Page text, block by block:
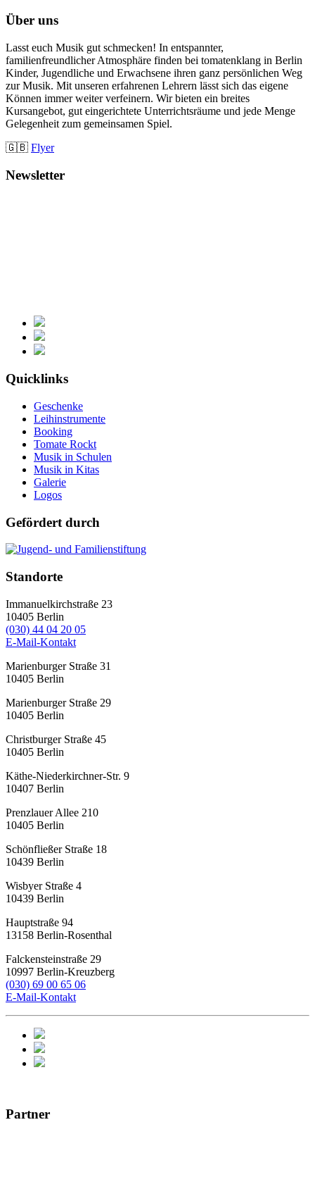
Über uns
Lasst euch Musik gut schmecken! In entspannter,
familienfreundlicher Atmosphäre finden bei tomatenklang in Berlin
Kinder, Jugendliche und Erwachsene ihren ganz persönlichen Weg
zur Musik. Mit unseren erfahrenen Lehrern lässt sich das eigene
Können immer weiter verfeinern. Wir bieten ein breites
Kursangebot, gut eingerichtete Unterrichtsräume und jede Menge
Gelegenheit zum gemeinsamen Spiel.
🇬🇧 Flyer
Newsletter
Quicklinks
Geschenke
Leihinstrumente
Booking
Tomate Rockt
Musik in Schulen
Musik in Kitas
Galerie
Logos
Gefördert durch
Standorte
Immanuelkirchstraße 23
10405 Berlin
(030) 44 04 20 05
E-Mail-Kontakt
Marienburger Straße 31
10405 Berlin
Marienburger Straße 29
10405 Berlin
Christburger Straße 45
10405 Berlin
Käthe-Niederkirchner-Str. 9
10407 Berlin
Prenzlauer Allee 210
10405 Berlin
Schönfließer Straße 18
10439 Berlin
Wisbyer Straße 4
10439 Berlin
Hauptstraße 94
13158 Berlin-Rosenthal
Falckensteinstraße 29
10997 Berlin-Kreuzberg
(030) 69 00 65 06
E-Mail-Kontakt
Partner